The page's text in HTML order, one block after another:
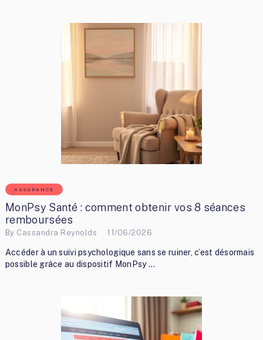
ASSURANCE
MonPsy Santé : comment obtenir vos 8 séances
remboursées
By Cassandra Reynolds 11/06/2026
Accéder à un suivi psychologique sans se ruiner, c’est désormais
possible grâce au dispositif MonPsy …